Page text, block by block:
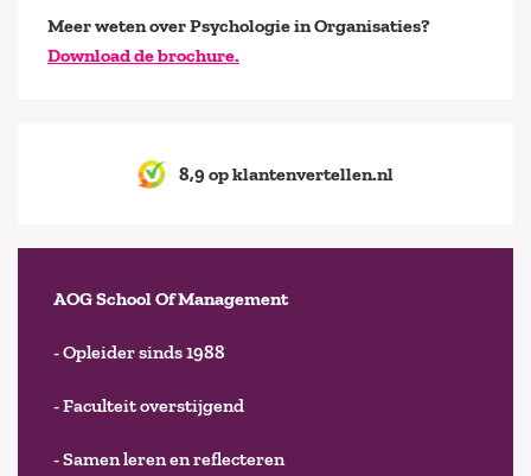
Meer weten over Psychologie in Organisaties?
Download de brochure.
8,9 op klantenvertellen.nl
AOG School Of Management
- Opleider sinds 1988
- Faculteit overstijgend
- Samen leren en reflecteren